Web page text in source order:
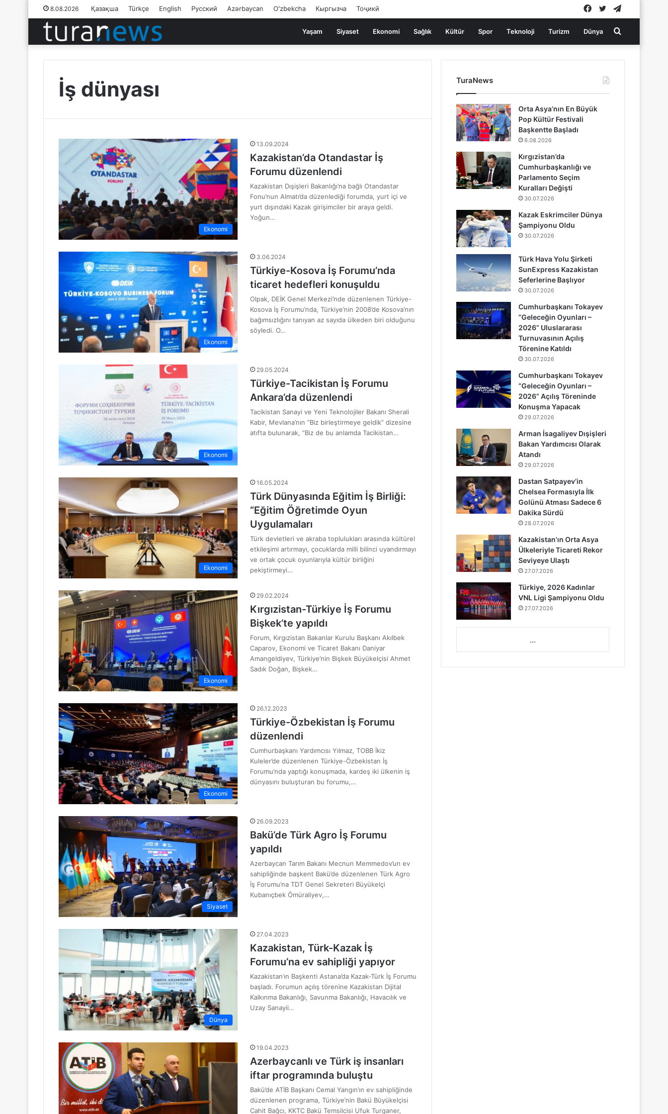
8.08.2026 Қазақша Türkçe English Русский Azərbaycan Oʻzbekcha Кыргызча Тоҷикӣ Twitter
Facebook
Yaşam Siyaset Ekonomi Sağlık Kültür Spor Teknoloji Turizm Dünya Arama
yap
İş dünyası
Ekonomi
13.09.2024
Kazakistan’da Otandastar İş
Forumu düzenlendi
Kazakistan Dışişleri Bakanlığı’na bağlı Otandastar
Fonu’nun Almatı’da düzenlediği forumda, yurt içi ve
yurt dışındaki Kazak girişimciler bir araya geldi.
Yoğun…
Ekonomi
3.06.2024
Türkiye-Kosova İş Forumu’nda
ticaret hedefleri konuşuldu
Olpak, DEİK Genel Merkezi’nde düzenlenen Türkiye-
Kosova İş Forumu’nda, Türkiye’nin 2008’de Kosova’nın
bağımsızlığını tanıyan az sayıda ülkeden biri olduğunu
söyledi. O…
Ekonomi
29.05.2024
Türkiye-Tacikistan İş Forumu
Ankara’da düzenlendi
Tacikistan Sanayi ve Yeni Teknolojiler Bakanı Sherali
Kabir, Mevlana’nın “Biz birleştirmeye geldik” dizesine
atıfta bulunarak, “Biz de bu anlamda Tacikistan…
Ekonomi
16.05.2024
Türk Dünyasında Eğitim İş Birliği:
“Eğitim Öğretimde Oyun
Uygulamaları
Türk devletleri ve akraba toplulukları arasında kültürel
etkileşimi artırmayı, çocuklarda milli bilinci uyandırmayı
ve ortak çocuk oyunlarıyla kültür birliğini
pekiştirmeyi…
Ekonomi
29.02.2024
Kırgızistan-Türkiye İş Forumu
Bişkek’te yapıldı
Forum, Kırgızistan Bakanlar Kurulu Başkanı Akılbek
Caparov, Ekonomi ve Ticaret Bakanı Daniyar
Amangeldiyev, Türkiye’nin Bişkek Büyükelçisi Ahmet
Sadık Doğan, Bişkek…
Ekonomi
26.12.2023
Türkiye-Özbekistan İş Forumu
düzenlendi
Cumhurbaşkanı Yardımcısı Yılmaz, TOBB İkiz
Kuleler’de düzenlenen Türkiye-Özbekistan İş
Forumu’nda yaptığı konuşmada, kardeş iki ülkenin iş
dünyasını buluşturan bu forumu,…
Siyaset
26.09.2023
Bakü’de Türk Agro İş Forumu
yapıldı
Azerbaycan Tarım Bakanı Mecnun Memmedov’un ev
sahipliğinde başkent Bakü’de düzenlenen Türk Agro
İş Forumu’na TDT Genel Sekreteri Büyükelçi
Kubanıçbek Ömüraliyev,…
Dünya
27.04.2023
Kazakistan, Türk-Kazak İş
Forumu’na ev sahipliği yapıyor
Kazakistan’ın Başkenti Astana’da Kazak-Türk İş Forumu
başladı. Forumun açılış törenine Kazakistan Dijital
Kalkınma Bakanlığı, Savunma Bakanlığı, Havacılık ve
Uzay Sanayii…
19.04.2023
Azerbaycanlı ve Türk iş insanları
iftar programında buluştu
Bakü’de ATİB Başkanı Cemal Yangın’ın ev sahipliğinde
düzenlenen programa, Türkiye’nin Bakü Büyükelçisi
Cahit Bağcı, KKTC Bakü Temsilcisi Ufuk Turganer,
TuraNews
Orta Asya’nın En Büyük
Pop Kültür Festivali
Başkentte Başladı
6.08.2026
Kırgızistan’da
Cumhurbaşkanlığı ve
Parlamento Seçim
Kuralları Değişti
30.07.2026
Kazak Eskrimciler Dünya
Şampiyonu Oldu
30.07.2026
Türk Hava Yolu Şirketi
SunExpress Kazakistan
Seferlerine Başlıyor
30.07.2026
Cumhurbaşkanı Tokayev
“Geleceğin Oyunları –
2026” Uluslararası
Turnuvasının Açılış
Törenine Katıldı
30.07.2026
Cumhurbaşkanı Tokayev
“Geleceğin Oyunları –
2026” Açılış Töreninde
Konuşma Yapacak
29.07.2026
Arman İsagaliyev Dışişleri
Bakan Yardımcısı Olarak
Atandı
29.07.2026
Dastan Satpayev’in
Chelsea Formasıyla İlk
Golünü Atması Sadece 6
Dakika Sürdü
28.07.2026
Kazakistan’ın Orta Asya
Ülkeleriyle Ticareti Rekor
Seviyeye Ulaştı
27.07.2026
Türkiye, 2026 Kadınlar
VNL Ligi Şampiyonu Oldu
27.07.2026
...